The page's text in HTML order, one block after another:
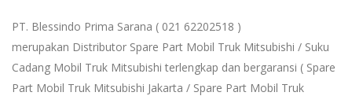
PT. Blessindo Prima Sarana ( 021 62202518 )
merupakan Distributor Spare Part Mobil Truk Mitsubishi / Suku
Cadang Mobil Truk Mitsubishi terlengkap dan bergaransi ( Spare
Part Mobil Truk Mitsubishi Jakarta / Spare Part Mobil Truk